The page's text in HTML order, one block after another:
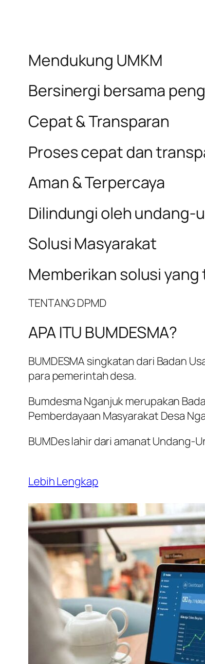
Mendukung UMKM
Bersinergi bersama
Cepat & Transparan
Proses cepat dan
Aman & Terpercaya
Dilindungi oleh undang-
Solusi Masyarakat
Memberikan solusi
TENTANG DPMD
APA ITU BUMDESMA?
BUMDESMA singkatan dari Badan
para pemerintah desa.
Bumdesma Nganjuk merupakan
Pemberdayaan Masyarakat Desa
BUMDes lahir dari amanat Undang-
Lebih Lengkap